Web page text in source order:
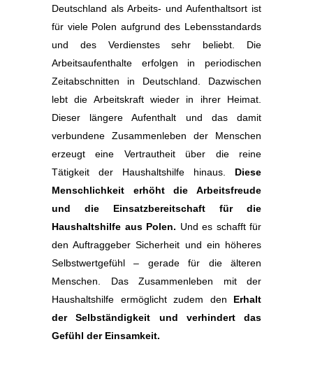
Deutschland als Arbeits- und Aufenthaltsort ist
für viele Polen aufgrund des Lebensstandards
und des Verdienstes sehr beliebt. Die
Arbeitsaufenthalte erfolgen in periodischen
Zeitabschnitten in Deutschland. Dazwischen
lebt die Arbeitskraft wieder in ihrer Heimat.
Dieser längere Aufenthalt und das damit
verbundene Zusammenleben der Menschen
erzeugt eine Vertrautheit über die reine
Tätigkeit der Haushaltshilfe hinaus. Diese
Menschlichkeit erhöht die Arbeitsfreude
und die Einsatzbereitschaft für die
Haushaltshilfe aus Polen. Und es schafft für
den Auftraggeber Sicherheit und ein höheres
Selbstwertgefühl – gerade für die älteren
Menschen. Das Zusammenleben mit der
Haushaltshilfe ermöglicht zudem den Erhalt
der Selbständigkeit und verhindert das
Gefühl der Einsamkeit.